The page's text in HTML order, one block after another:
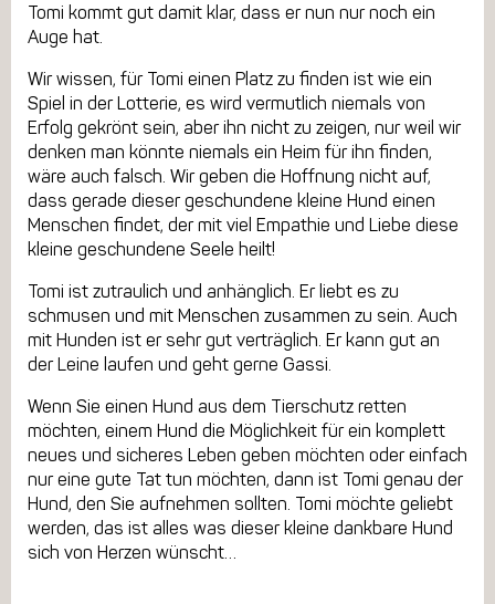
Tomi kommt gut damit klar, dass er nun nur noch ein
Auge hat.
Wir wissen, für Tomi einen Platz zu finden ist wie ein
Spiel in der Lotterie, es wird vermutlich niemals von
Erfolg gekrönt sein, aber ihn nicht zu zeigen, nur weil wir
denken man könnte niemals ein Heim für ihn finden,
wäre auch falsch. Wir geben die Hoffnung nicht auf,
dass gerade dieser geschundene kleine Hund einen
Menschen findet, der mit viel Empathie und Liebe diese
kleine geschundene Seele heilt!
Tomi ist zutraulich und anhänglich. Er liebt es zu
schmusen und mit Menschen zusammen zu sein. Auch
mit Hunden ist er sehr gut verträglich. Er kann gut an
der Leine laufen und geht gerne Gassi.
Wenn Sie einen Hund aus dem Tierschutz retten
möchten, einem Hund die Möglichkeit für ein komplett
neues und sicheres Leben geben möchten oder einfach
nur eine gute Tat tun möchten, dann ist Tomi genau der
Hund, den Sie aufnehmen sollten. Tomi möchte geliebt
werden, das ist alles was dieser kleine dankbare Hund
sich von Herzen wünscht…